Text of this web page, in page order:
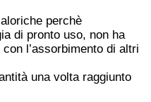
perchè
di pronto uso, non ha
l’assorbimento di altri
una volta raggiunto